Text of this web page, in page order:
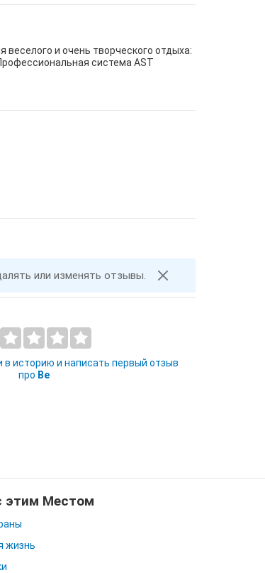
и очень творческого отдыха:
система AST
или изменять отзывы.
историю и написать первый отзыв
про Be
этим Местом
жизнь